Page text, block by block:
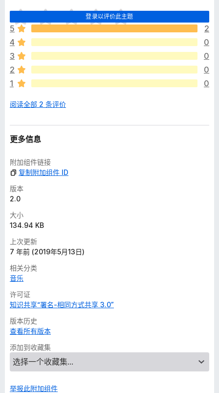
登录以评价此主题
目
前
尚
无
评
分
5
2
4
0
3
0
2
0
1
0
阅读全部 2 条评价
更多信息
附加组件链接
复制附加组件 ID
版本
2.0
大小
134.94 KB
上次更新
7 年前 (2019年5月13日)
相关分类
音乐
许可证
知识共享“署名-相同方式共享 3.0”
版本历史
查看所有版本
添加到收藏集
举报此附加组件